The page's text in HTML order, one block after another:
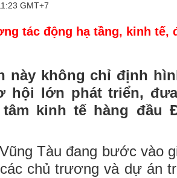
GMT+7
tác động hạ tầng, kinh tế,
này không chỉ định
hội lớn phát triển,
kinh tế hàng đầu
Tàu đang bước vào
chủ trương và dự án